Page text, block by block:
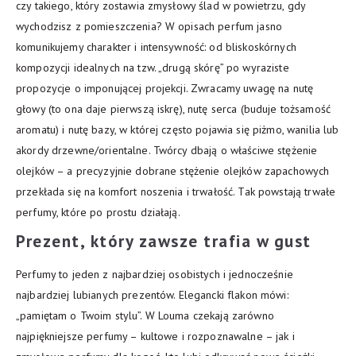
czy takiego, który zostawia zmysłowy ślad w powietrzu, gdy
wychodzisz z pomieszczenia? W opisach perfum jasno
komunikujemy charakter i intensywność: od bliskoskórnych
kompozycji idealnych na tzw. „drugą skórę” po wyraziste
propozycje o imponującej projekcji. Zwracamy uwagę na nutę
głowy (to ona daje pierwszą iskrę), nutę serca (buduje tożsamość
aromatu) i nutę bazy, w której często pojawia się piżmo, wanilia lub
akordy drzewne/orientalne. Twórcy dbają o właściwe stężenie
olejków – a precyzyjnie dobrane stężenie olejków zapachowych
przekłada się na komfort noszenia i trwałość. Tak powstają trwałe
perfumy, które po prostu działają.
Prezent, który zawsze trafia w gust
Perfumy to jeden z najbardziej osobistych i jednocześnie
najbardziej lubianych prezentów. Elegancki flakon mówi:
„pamiętam o Twoim stylu”. W Louma czekają zarówno
najpiękniejsze perfumy – kultowe i rozpoznawalne – jak i